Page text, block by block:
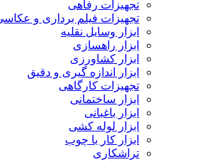
تجهیزات رفاهی
تجهیزات فیلم برداری و عکاسی
ابزار وسایل نقلیه
ابزار راهسازی
ابزار کشاورزی
ابزار اندازه گیری و دقیق
تجهیزات کارگاهی
ابزار ساختمانی
ابزار باغبانی
ابزار لوله کشی
ابزار کار با چوب
تراشکاری